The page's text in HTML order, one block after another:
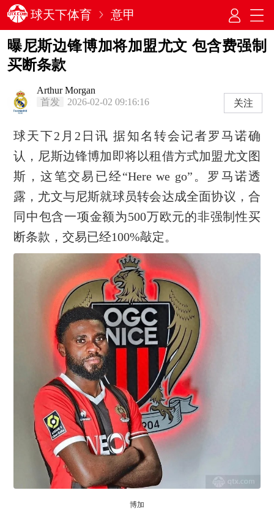
球天下体育 意甲
曝尼斯边锋博加将加盟尤文 包含费强制
买断条款
Arthur Morgan
首发
2026-02-02 09:16:16 关注
球天下2月2日讯 据知名转会记者罗马诺确
认，尼斯边锋博加即将以租借方式加盟尤文图
斯，这笔交易已经“Here we go”。罗马诺透
露，尤文与尼斯就球员转会达成全面协议，合
同中包含一项金额为500万欧元的非强制性买
断条款，交易已经100%敲定。
博加